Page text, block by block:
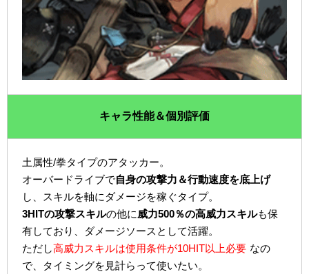
キャラ性能＆個別評価
土属性/拳タイプのアタッカー。
オーバードライブで自身の攻撃力＆行動速度を底上げ
し、スキルを軸にダメージを稼ぐタイプ。
3HITの攻撃スキルの他に威力500％の高威力スキルも保
有しており、ダメージソースとして活躍。
ただし高威力スキルは使用条件が10HIT以上必要 なの
で、タイミングを見計らって使いたい。